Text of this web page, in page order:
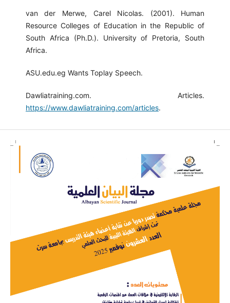
van der Merwe, Carel Nicolas. (2001). Human
Resource Colleges of Education in the Republic of
South Africa (Ph.D.). University of Pretoria, South
Africa.
ASU.edu.eg Wants Toplay Speech.
Dawliatraining.com. Articles.
https://www.dawliatraining.com/articles.